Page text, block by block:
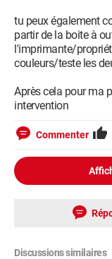
tu peux également
partir de la boite à
l'imprimante/
couleurs/teste les
Après cela pour ma
intervention
Commenter
Discussions similaires